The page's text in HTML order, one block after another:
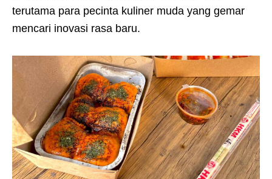
terutama para pecinta kuliner muda yang gemar
mencari inovasi rasa baru.